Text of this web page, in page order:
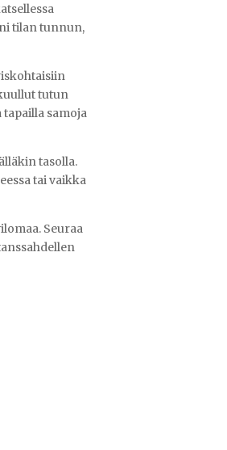
tilan tunnun,
tutun
tapailla samoja
tasolla.
tai vaikka
Seuraa